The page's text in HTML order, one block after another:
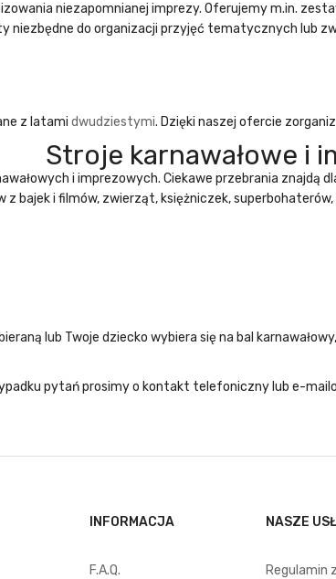
niezapomnianej imprezy. Oferujemy m.in.
niezbędne do organizacji przyjęć tematycznych lub
z latami dwudziestymi. Dzięki naszej ofercie
Stroje karnawałowe i
i imprezowych. Ciekawe przebrania znajdą
bajek i filmów, zwierząt, księżniczek,
lub Twoje dziecko wybiera się na bal
pytań prosimy o kontakt telefoniczny lub e-
INFORMACJA
F.A.Q.
NASZE
Regulamin